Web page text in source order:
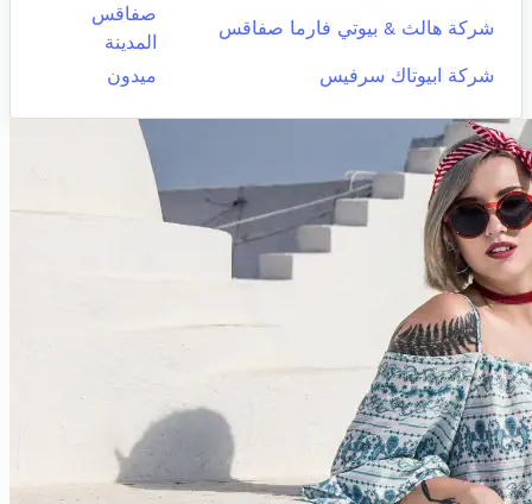
شركة هالث & بيوتي فارما صفاقس
صفاقس
المدينة
شركة ابيوتاك سرفيس
ميدون